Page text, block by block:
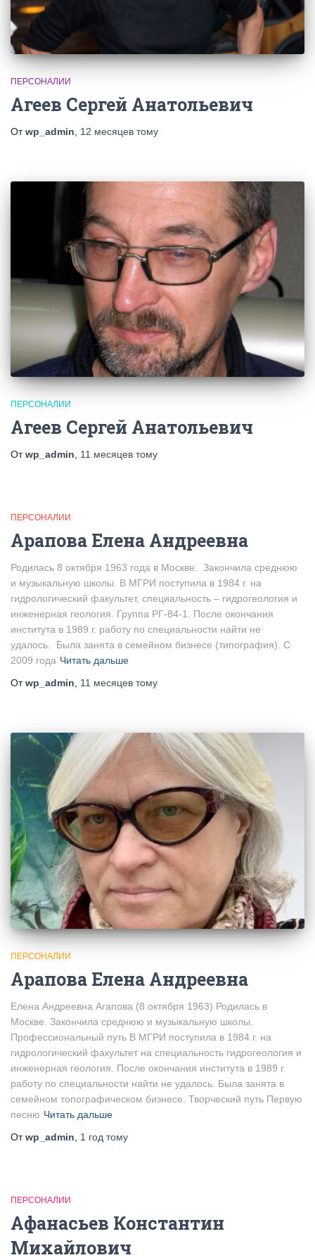
ПЕРСОНАЛИИ
Агеев Сергей Анатольевич
Отwp_admin 12 месяцев тому
ПЕРСОНАЛИИ
Агеев Сергей Анатольевич
Отwp_admin, 11 месяцев тому
ПЕРСОНАЛИИ
Арапова Елена Андреевна
Родилась 8 октября 1963 года в Москве. Закончила среднюю
и музыкальную школы. В МГРИ поступила в 1984 г. на
гидрологический факультет, специальность – гидрогеология и
инженерная геология. Группа РГ-84-1. После окончания
института в 1989 г. работу по специальности найти не
удалось. Была занята в семейном бизнесе (типография). С
2009 года Читать дальше
Отwp_admin, 11 месяцев тому
ПЕРСОНАЛИИ
Арапова Елена Андреевна
Елена Андреевна Агапова (8 октября 1963) Родилась в
Москве. Закончила среднюю и музыкальную школы.
Профессиональный путь В МГРИ поступила в 1984 г. на
гидрологический факультет на специальность гидрогеология и
инженерная геология. После окончания института в 1989 г.
работу по специальности найти не удалось. Была занята в
семейном топографическом бизнесе. Творческий путь Первую
песню Читать дальше
Отwp_admin 1 год тому
ПЕРСОНАЛИИ
Афанасьев Константин
Михайлович